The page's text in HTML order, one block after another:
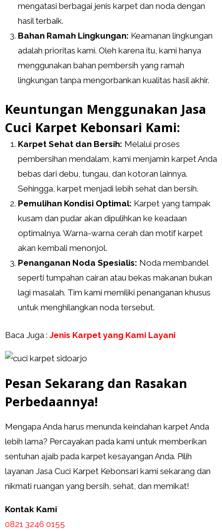
mengatasi berbagai jenis karpet dan noda dengan
hasil terbaik.
Bahan Ramah Lingkungan: Keamanan lingkungan
adalah prioritas kami. Oleh karena itu, kami hanya
menggunakan bahan pembersih yang ramah
lingkungan tanpa mengorbankan kualitas hasil akhir.
Keuntungan Menggunakan Jasa
Cuci Karpet Kebonsari Kami:
Karpet Sehat dan Bersih: Melalui proses
pembersihan mendalam, kami menjamin karpet Anda
bebas dari debu, tungau, dan kotoran lainnya.
Sehingga, karpet menjadi lebih sehat dan bersih.
Pemulihan Kondisi Optimal: Karpet yang tampak
kusam dan pudar akan dipulihkan ke keadaan
optimalnya. Warna-warna cerah dan motif karpet
akan kembali menonjol.
Penanganan Noda Spesialis: Noda membandel
seperti tumpahan cairan atau bekas makanan bukan
lagi masalah. Tim kami memiliki penanganan khusus
untuk menghilangkan noda tersebut.
Baca Juga : Jenis Karpet yang Kami Layani
Pesan Sekarang dan Rasakan
Perbedaannya!
Mengapa Anda harus menunda keindahan karpet Anda
lebih lama? Percayakan pada kami untuk memberikan
sentuhan ajaib pada karpet kesayangan Anda. Pilih
layanan Jasa Cuci Karpet Kebonsari kami sekarang dan
nikmati ruangan yang bersih, sehat, dan memikat!
Kontak Kami
0821 3246 0155​